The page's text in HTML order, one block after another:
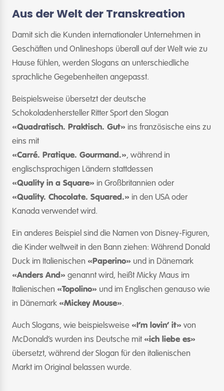
Aus der Welt der Transkreation
Damit sich die Kunden internationaler Unternehmen in
Geschäften und Onlineshops überall auf der Welt wie zu
Hause fühlen, werden Slogans an unterschiedliche
sprachliche Gegebenheiten angepasst.
Beispielsweise übersetzt der deutsche
Schokoladenhersteller Ritter Sport den Slogan
«Quadratisch. Praktisch. Gut» ins französische eins zu
eins mit
«Carré. Pratique. Gourmand.», während in
englischsprachigen Ländern stattdessen
«Quality in a Square» in Großbritannien oder
«Quality. Chocolate. Squared.» in den USA oder
Kanada verwendet wird.
Ein anderes Beispiel sind die Namen von Disney-Figuren,
die Kinder weltweit in den Bann ziehen: Während Donald
Duck im Italienischen «Paperino» und in Dänemark
«Anders And» genannt wird, heißt Micky Maus im
Italienischen «Topolino» und im Englischen genauso wie
in Dänemark «Mickey Mouse».
Auch Slogans, wie beispielsweise «I’m lovin’ it» von
McDonald’s wurden ins Deutsche mit «ich liebe es»
übersetzt, während der Slogan für den italienischen
Markt im Original belassen wurde.